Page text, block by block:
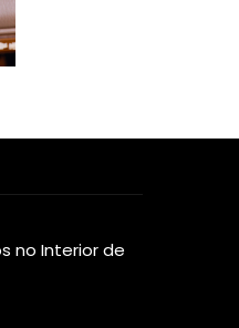
no Interior de